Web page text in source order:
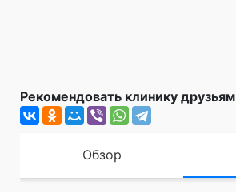
Рекомендовать клинику друзьям
Обзор